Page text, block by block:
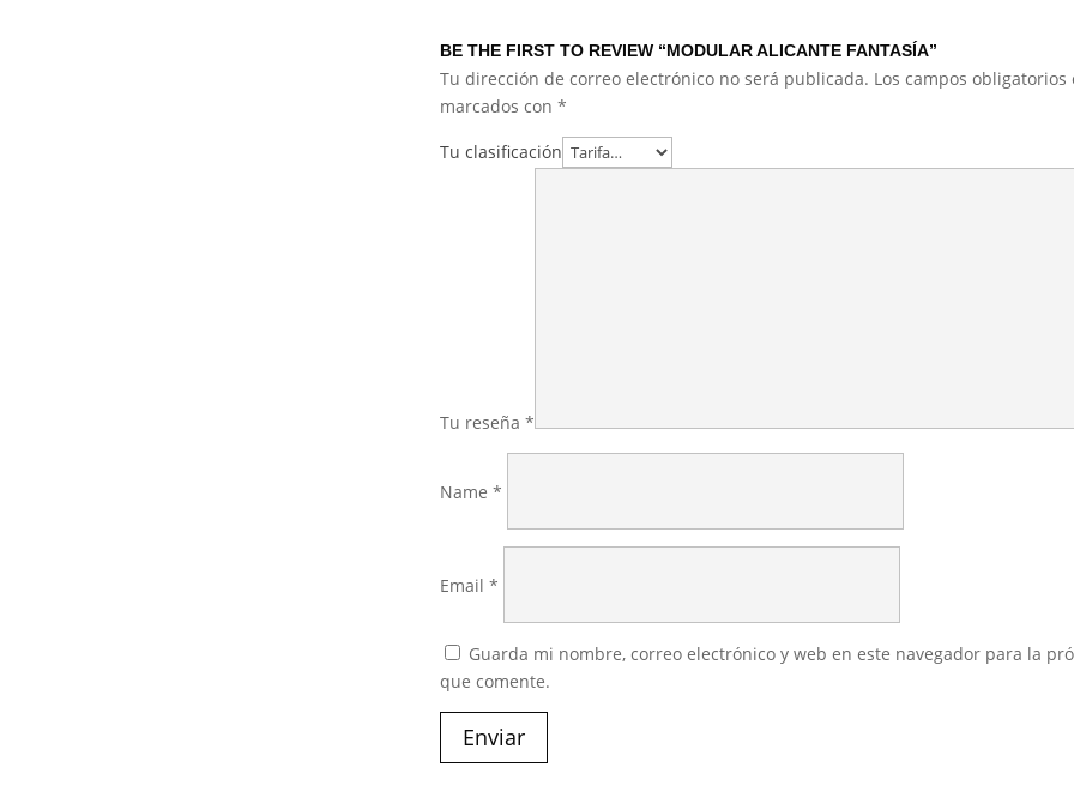
BE THE FIRST TO REVIEW “MODULAR ALICANTE FANTASÍA”
Tu dirección de correo electrónico no será publicada. Los campos obligatorios
marcados con *
Tu clasificación
Tu reseña *
Name *
Email *
Guarda mi nombre, correo electrónico y web en este navegador para la
que comente.
Enviar